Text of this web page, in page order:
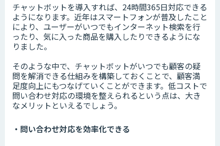
チャットボットを導入すれば、24時間365日対応できる
ようになります。近年はスマートフォンが普及したこと
により、ユーザーがいつでもインターネット検索を行
ったり、気に入った商品を購入したりできるようにな
りました。
そのような中で、チャットボットがいつでも顧客の疑
問を解消できる仕組みを構築しておくことで、顧客満
足度向上にもつなげていくことができます。低コストで
問い合わせ対応の環境を整えられるという点は、大き
なメリットといえるでしょう。
・問い合わせ対応を効率化できる